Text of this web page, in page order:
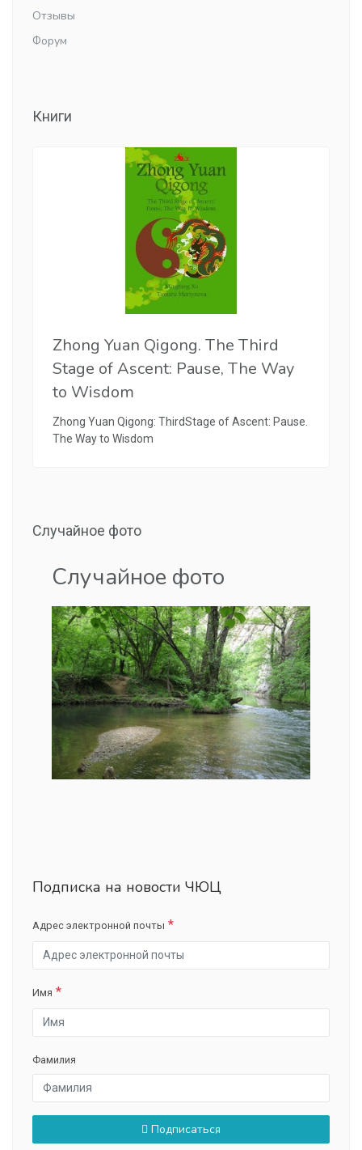
Отзывы
Форум
Книги
Zhong Yuan Qigong. The Third
Stage of Ascent: Pause, The Way
to Wisdom
Zhong Yuan Qigong: ThirdStage of Ascent: Pause.
The Way to Wisdom
Случайное фото
Случайное фото
Подписка на новости ЧЮЦ
Адрес электронной почты
Имя
Фамилия
Подписаться